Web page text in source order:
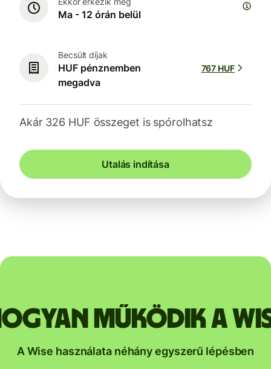
Ma - 12 órán belül
Becsült díjak
HUF pénznemben
megadva
767 HUF
Akár 326 HUF összeget is spórolhatsz
Utalás indítása
működik a
A Wise használata néhány egyszerű lépésben